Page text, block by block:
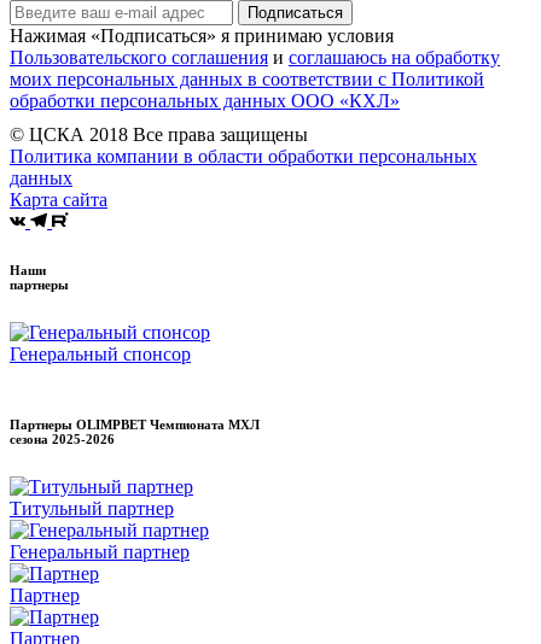
Подписаться
Нажимая «Подписаться» я принимаю условия
Пользовательского соглашения и соглашаюсь на обработку
моих персональных данных в соответствии с Политикой
обработки персональных данных ООО «КХЛ»
© ЦСКА 2018 Все права защищены
Политика компании в области обработки персональных
данных
Карта сайта
Наши
партнеры
Генеральный спонсор
Партнеры OLIMPBET Чемпионата МХЛ
сезона 2025-2026
Титульный партнер
Генеральный партнер
Партнер
Партнер